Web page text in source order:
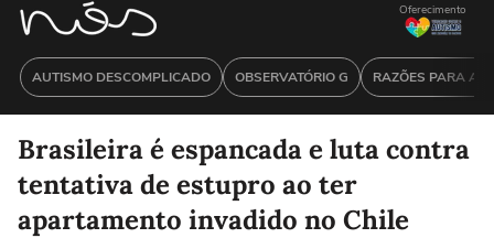
AUTISMO DESCOMPLICADO OBSERVATÓRIO G RAZÕES PARA
Oferecimento
Brasileira é espancada e luta contra
tentativa de estupro ao ter
apartamento invadido no Chile